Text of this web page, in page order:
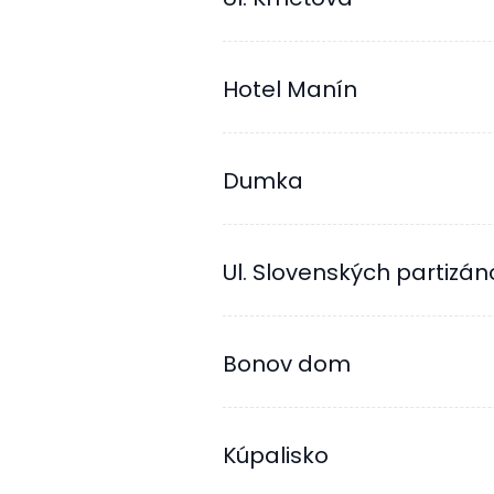
Hotel Manín
Dumka
Ul. Slovenských
Bonov dom
Kúpalisko